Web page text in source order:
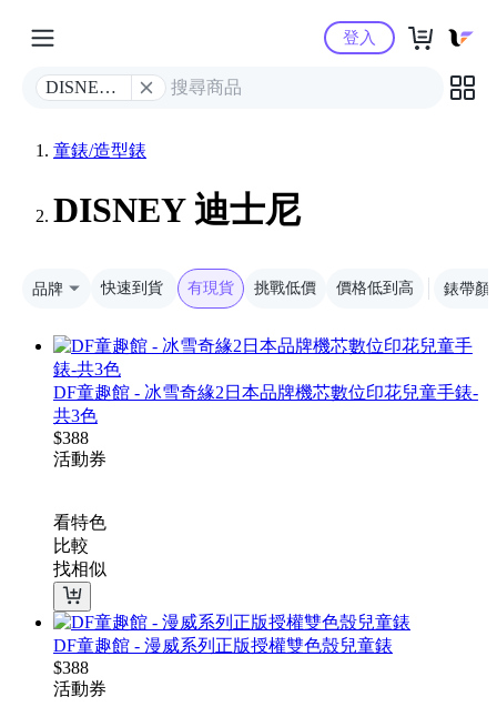
Yahoo購物中心
DISNEY
登入
童錶/造型錶
DISNEY 迪士尼
品牌 快速到貨 有現貨 挑戰低價 價格低到高 錶帶顏
DF童趣館 - 冰雪奇緣2日本品牌機芯數位印花兒童手錶-
共3色
$388
活動券
看特色
比較
找相似
DF童趣館 - 漫威系列正版授權雙色殼兒童錶
$388
活動券